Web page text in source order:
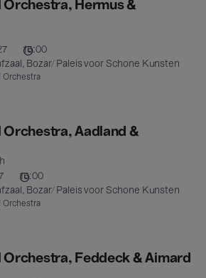
Hermus &
15:00
Bozar/ Paleis voor Schone Kunsten
Orchestra
Aadland &
15:00
Bozar/ Paleis voor Schone Kunsten
Orchestra
Orchestra, Feddeck & Aimard